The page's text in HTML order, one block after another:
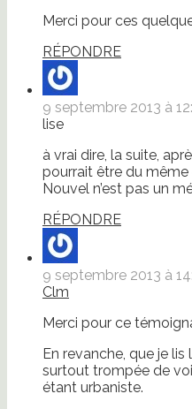
Merci pour ces
RÉPONDRE
9 septembre 2013 à
lise
à vrai dire, la suite,
pourrait être du même
Nouvel n’est pas un
RÉPONDRE
9 septembre 2013 à
Clm
Merci pour ce
En revanche, que je lis
surtout trompée de
étant urbaniste.